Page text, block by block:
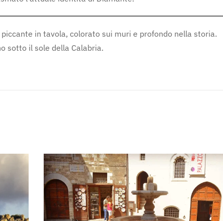
in tavola, colorato sui muri e profondo nella storia.
sotto il sole della Calabria.